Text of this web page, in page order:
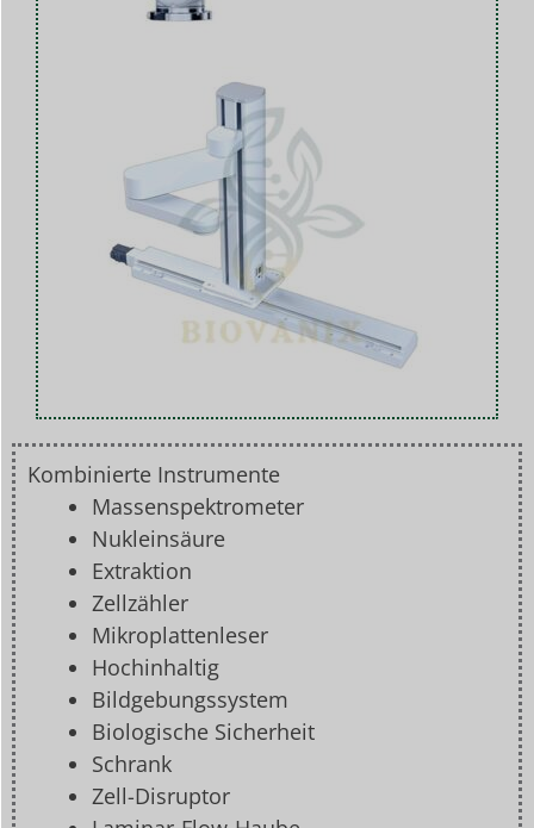
Kombinierte Instrumente
Massenspektrometer
Nukleinsäure
Extraktion
Zellzähler
Mikroplattenleser
Hochinhaltig
Bildgebungssystem
Biologische Sicherheit
Schrank
Zell-Disruptor